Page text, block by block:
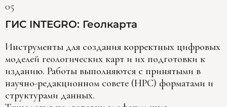
05
ГИС INTEGRO: Геолкарта
Инструменты для создания корректных цифровых
моделей геологических карт и их подготовки к
изданию. Работы выполняются с принятыми в
научно-редакционном совете (НРС) форматами и
структурами данных.